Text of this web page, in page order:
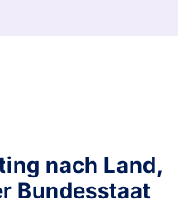
nach Land,
Bundesstaat